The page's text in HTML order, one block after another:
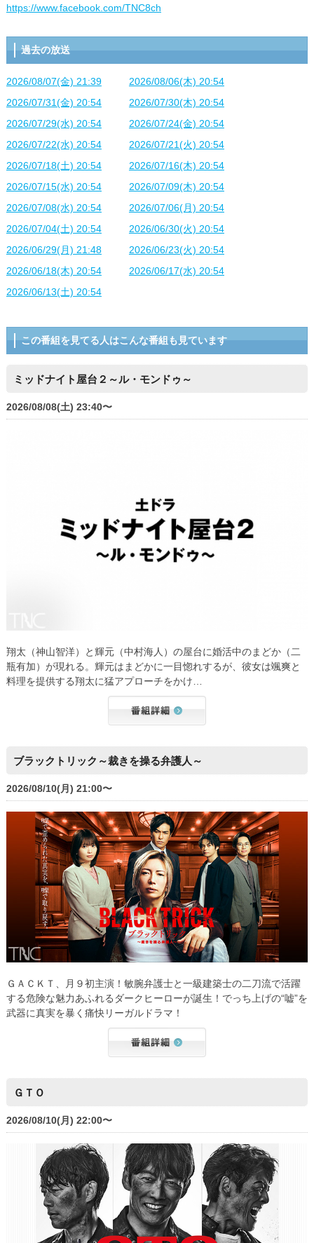
https://www.facebook.com/TNC8ch
過去の放送
2026/08/07(金) 21:39
2026/08/06(木) 20:54
2026/07/31(金) 20:54
2026/07/30(木) 20:54
2026/07/29(水) 20:54
2026/07/24(金) 20:54
2026/07/22(水) 20:54
2026/07/21(火) 20:54
2026/07/18(土) 20:54
2026/07/16(木) 20:54
2026/07/15(水) 20:54
2026/07/09(木) 20:54
2026/07/08(水) 20:54
2026/07/06(月) 20:54
2026/07/04(土) 20:54
2026/06/30(火) 20:54
2026/06/29(月) 21:48
2026/06/23(火) 20:54
2026/06/18(木) 20:54
2026/06/17(水) 20:54
2026/06/13(土) 20:54
この番組を見てる人はこんな番組も見ています
ミッドナイト屋台２～ル・モンドゥ～
2026/08/08(土) 23:40〜
翔太（神山智洋）と輝元（中村海人）の屋台に婚活中のまどか（二
瓶有加）が現れる。輝元はまどかに一目惚れするが、彼女は颯爽と
料理を提供する翔太に猛アプローチをかけ…
ブラックトリック～裁きを操る弁護人～
2026/08/10(月) 21:00〜
ＧＡＣＫＴ、月９初主演！敏腕弁護士と一級建築士の二刀流で活躍
する危険な魅力あふれるダークヒーローが誕生！でっち上げの“嘘”を
武器に真実を暴く痛快リーガルドラマ！
ＧＴＯ
2026/08/10(月) 22:00〜